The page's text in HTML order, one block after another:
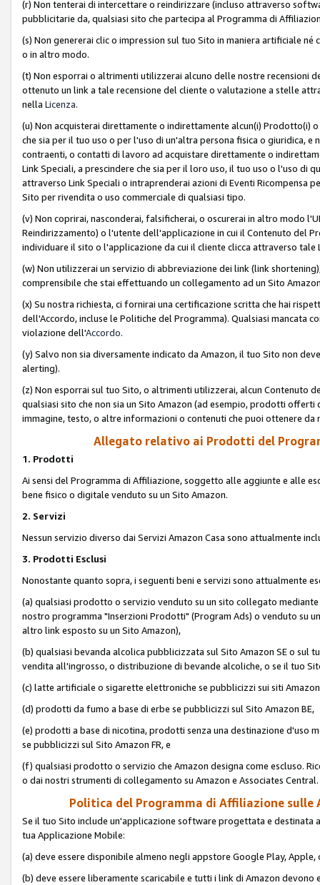
(r) Non tenterai di intercettare o reindirizzare (incluso attraverso
pubblicitarie da, qualsiasi sito che partecipa al Programma di
(s) Non genererai clic o impression sul tuo Sito in maniera artificiale
o in altro modo.
(t) Non esporrai o altrimenti utilizzerai alcuno delle nostre recensioni
ottenuto un link a tale recensione del cliente o valutazione a stelle
nella Licenza.
(u) Non acquisterai direttamente o indirettamente alcun(i) Prodotto(i)
che sia per il tuo uso o per l'uso di un'altra persona fisica o giuridica,
contraenti, o contatti di lavoro ad acquistare direttamente o
Link Speciali, a prescindere che sia per il loro uso, il tuo uso o l'uso di
attraverso Link Speciali o intraprenderai azioni di Eventi
Sito per rivendita o uso commerciale di qualsiasi tipo.
(v) Non coprirai, nasconderai, falsificherai, o oscurerai in altro modo
Reindirizzamento) o l'utente dell'applicazione in cui il Contenuto del
individuare il sito o l'applicazione da cui il cliente clicca attraverso tale
(w) Non utilizzerai un servizio di abbreviazione dei link (link
comprensibile che stai effettuando un collegamento ad un Sito
(x) Su nostra richiesta, ci fornirai una certificazione scritta che hai
dell'Accordo, incluse le Politiche del Programma). Qualsiasi mancata
violazione dell'Accordo.
(y) Salvo non sia diversamente indicato da Amazon, il tuo Sito non
alerting).
(z) Non esporrai sul tuo Sito, o altrimenti utilizzerai, alcun Contenuto
qualsiasi sito che non sia un Sito Amazon (ad esempio, prodotti
immagine, testo, o altre informazioni o contenuti che puoi ottenere da
Allegato relativo ai Prodotti del
1. Prodotti
Ai sensi del Programma di Affiliazione, soggetto alle aggiunte e alle
bene fisico o digitale venduto su un Sito Amazon.
2. Servizi
Nessun servizio diverso dai Servizi Amazon Casa sono attualmente
3. Prodotti Esclusi
Nonostante quanto sopra, i seguenti beni e servizi sono attualmente
(a) qualsiasi prodotto o servizio venduto su un sito collegato
nostro programma "Inserzioni Prodotti" (Program Ads) o venduto su
altro link esposto su un Sito Amazon),
(b) qualsiasi bevanda alcolica pubblicizzata sul Sito Amazon SE o sul
vendita all'ingrosso, o distribuzione di bevande alcoliche, o se il tuo
(c) latte artificiale o sigarette elettroniche se pubblicizzi sui siti Amazon
(d) prodotti da fumo a base di erbe se pubblicizzi sul Sito Amazon BE,
(e) prodotti a base di nicotina, prodotti senza una destinazione d'uso
se pubblicizzi sul Sito Amazon FR, e
(f) qualsiasi prodotto o servizio che Amazon designa come escluso.
o dai nostri strumenti di collegamento su Amazon e Associates Central.
Politica del Programma di Affiliazione
Se il tuo Sito include un'applicazione software progettata e
tua Applicazione Mobile:
(a) deve essere disponibile almeno negli appstore Google Play, Apple,
(b) deve essere liberamente scaricabile e tutti i link di Amazon devono